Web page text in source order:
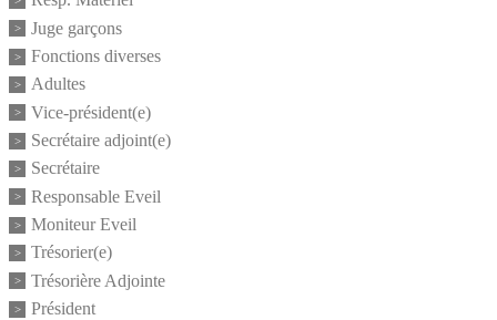
Juge garçons
Fonctions diverses
Adultes
Vice-président(e)
Secrétaire adjoint(e)
Secrétaire
Responsable Eveil
Moniteur Eveil
Trésorier(e)
Trésorière Adjointe
Président